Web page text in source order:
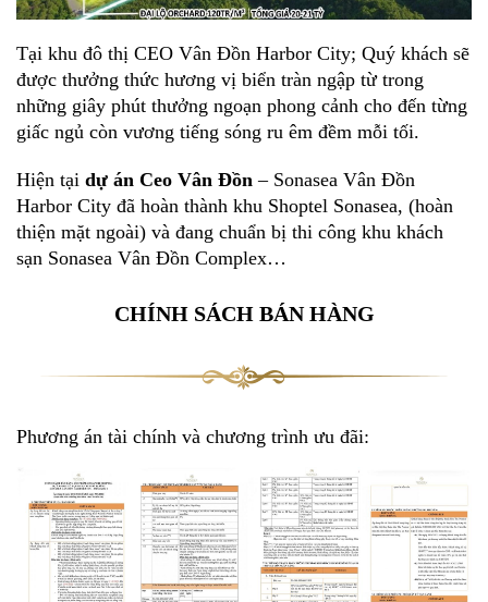
Tại khu đô thị CEO Vân Đồn Harbor City; Quý khách sẽ
được thưởng thức hương vị biển tràn ngập từ trong
những giây phút thưởng ngoạn phong cảnh cho đến từng
giấc ngủ còn vương tiếng sóng ru êm đềm mỗi tối.
Hiện tại dự án Ceo Vân Đồn – Sonasea Vân Đồn
Harbor City đã hoàn thành khu Shoptel Sonasea, (hoàn
thiện mặt ngoài) và đang chuẩn bị thi công khu khách
sạn Sonasea Vân Đồn Complex…
CHÍNH SÁCH BÁN HÀNG
Phương án tài chính và chương trình ưu đãi: